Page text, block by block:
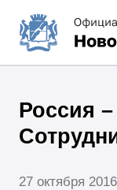
Россия
27 октября 2016